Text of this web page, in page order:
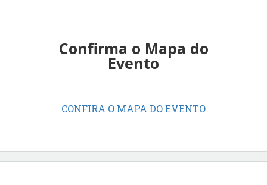
Confirma o Mapa do
Evento
CONFIRA O MAPA DO EVENTO